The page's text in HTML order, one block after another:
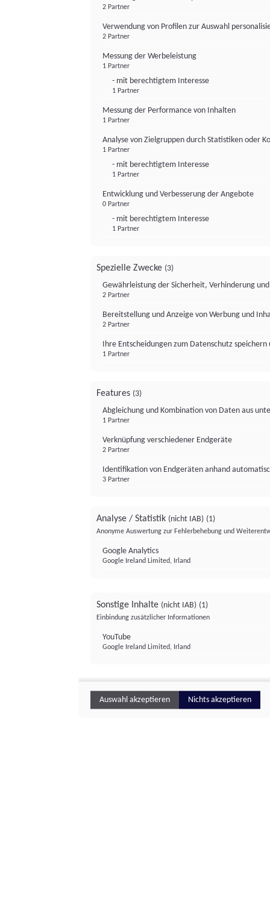
2 Partner
Verwendung von Profilen zur Auswahl
2 Partner
Messung der Werbeleistung
1 Partner
- mit berechtigtem Interesse
1 Partner
Messung der Performance von Inhalten
1 Partner
Analyse von Zielgruppen durch Statistiken oder
1 Partner
- mit berechtigtem Interesse
1 Partner
Entwicklung und Verbesserung der Angebote
0 Partner
- mit berechtigtem Interesse
1 Partner
Spezielle Zwecke (3)
Gewährleistung der Sicherheit, Verhinderung
2 Partner
Bereitstellung und Anzeige von Werbung und
2 Partner
Ihre Entscheidungen zum Datenschutz
1 Partner
Features (3)
Abgleichung und Kombination von Daten aus
1 Partner
Verknüpfung verschiedener Endgeräte
2 Partner
Identifikation von Endgeräten anhand
3 Partner
Analyse / Statistik (nicht IAB) (1)
Anonyme Auswertung zur Fehlerbehebung und
Google Analytics
Google Ireland Limited, Irland
Sonstige Inhalte (nicht IAB) (1)
Einbindung zusätzlicher Informationen
YouTube
Google Ireland Limited, Irland
Auswahl akzeptieren Nichts akzeptieren